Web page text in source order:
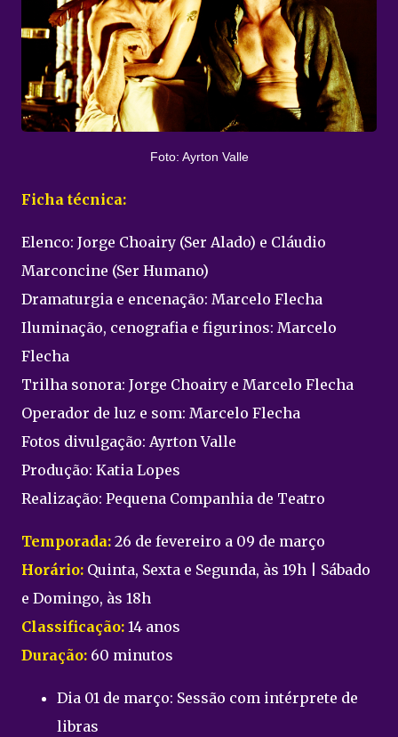
Foto: Ayrton Valle
Ficha técnica:
Elenco: Jorge Choairy (Ser Alado) e Cláudio
Marconcine (Ser Humano)
Dramaturgia e encenação: Marcelo Flecha
Iluminação, cenografia e figurinos: Marcelo
Flecha
Trilha sonora: Jorge Choairy e Marcelo Flecha
Operador de luz e som: Marcelo Flecha
Fotos divulgação: Ayrton Valle
Produção: Katia Lopes
Realização: Pequena Companhia de Teatro
Temporada: 26 de fevereiro a 09 de março
Horário: Quinta, Sexta e Segunda, às 19h | Sábado
e Domingo, às 18h
Classificação: 14 anos
Duração: 60 minutos
Dia 01 de março: Sessão com intérprete de
libras